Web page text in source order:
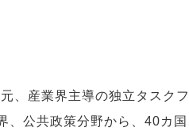
、産業界主導の独立タスク
、公共政策分野から、40カ